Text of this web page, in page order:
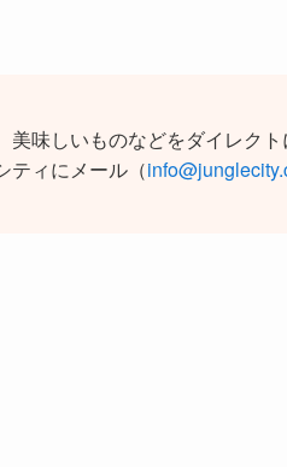
味しいものなどをダイレク
ティにメール（